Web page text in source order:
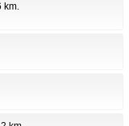
km.